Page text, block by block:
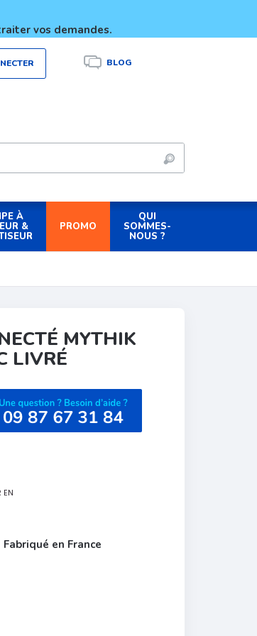
vos demandes.
BLOG
À
& PROMO
QUI
SOMMES-
NOUS ?
MYTHIK
LIVRÉ
EN
Fabriqué en France